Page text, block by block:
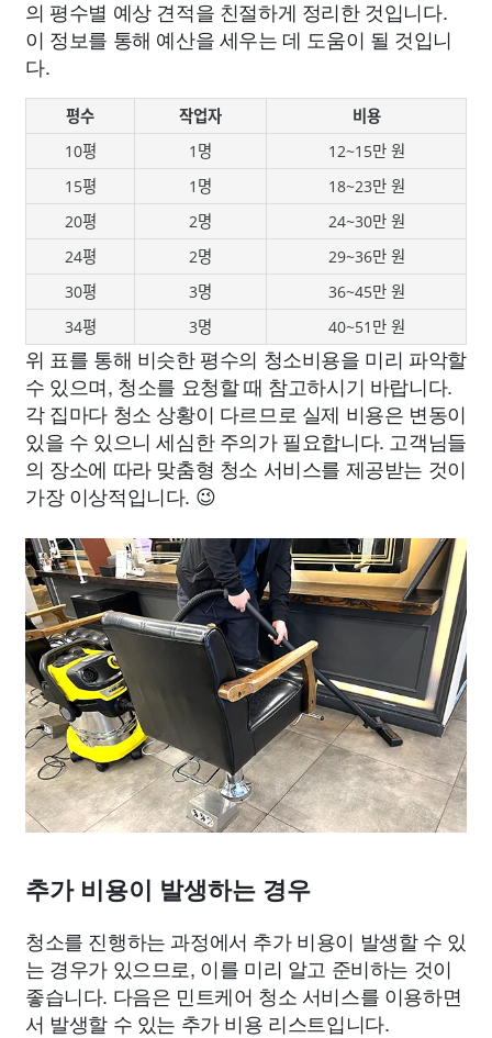
의 평수별 예상 견적을 친절하게 정리한 것입니다.
이 정보를 통해 예산을 세우는 데 도움이 될 것입니
다.
평수 작업자
비용
10평
1명
12~15만 원
15평
1명
18~23만 원
20평
2명
24~30만 원
24평
2명
29~36만 원
30평
3명
36~45만 원
34평
3명 40~51만 원
위 표를 통해 비슷한 평수의 청소비용을 미리 파악할
수 있으며, 청소를 요청할 때 참고하시기 바랍니다.
각 집마다 청소 상황이 다르므로 실제 비용은 변동이
있을 수 있으니 세심한 주의가 필요합니다. 고객님들
의 장소에 따라 맞춤형 청소 서비스를 제공받는 것이
가장 이상적입니다. 😉
추가 비용이 발생하는 경우
청소를 진행하는 과정에서 추가 비용이 발생할 수 있
는 경우가 있으므로, 이를 미리 알고 준비하는 것이
좋습니다. 다음은 민트케어 청소 서비스를 이용하면
서 발생할 수 있는 추가 비용 리스트입니다.